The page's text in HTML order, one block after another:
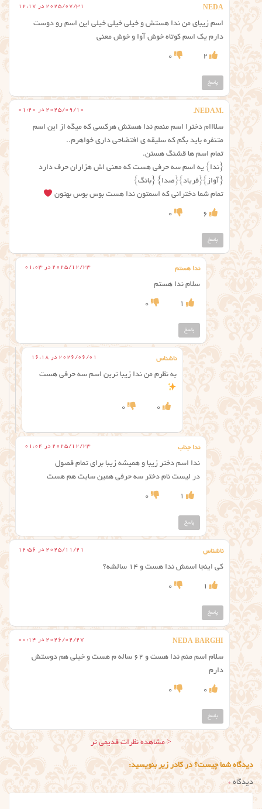
NEDA 2025/07/31 در 12:17
اسم زیبای من ندا هستش و خیلی خیلی خیلی این اسم رو دوست
دارم یک اسم کوتاه خوش آوا و خوش معنی
2
0
پاسخ
.NEDAM. 2025/09/10 در 01:20
سلااام دخترا اسم منمم ندا هستش هرکسی که میگه از این اسم
متنفره باید بگم که سلیقه ی افتضاحی داری خواهرم..
تمام اسم ها قشنگ هستن.
{ندا} یه اسم سه حرفی هست که معنی اش هزاران حرف دارد
{آواز}{فریاد}{صدا} {بانگ}
تمام شما دخترانی که اسمتون ندا هست بوس بوس بهتون
6
0
پاسخ
ندا هستم 2025/12/23 در 01:03
سلام ندا هستم
1
0
پاسخ
ناشناس 2026/06/01 در 16:18
به نظرم من ندا زیبا ترین اسم سه حرفی هست
0
0
ندا جناب 2025/12/23 در 01:04
ندا اسم دختر زیبا و همیشه زیبا برای تمام فصول
در لیست نام دختر سه حرفی همین سایت هم هست
1
0
پاسخ
ناشناس 2025/11/21 در 12:56
کی اینجا اسمش ندا هست و 14 سالشه؟
1
0
پاسخ
NEDA BARGHI 2026/02/27 در 00:14
سلام اسم منم ندا هست و ۶۲ ساله م هست و خیلی هم دوستش
دارم
0
0
پاسخ
ناوبری
نظر
< مشاهده نظرات قدیمی تر
دیدگاه شما چیست؟ در کادر زیر بنویسید:
دیدگاه*